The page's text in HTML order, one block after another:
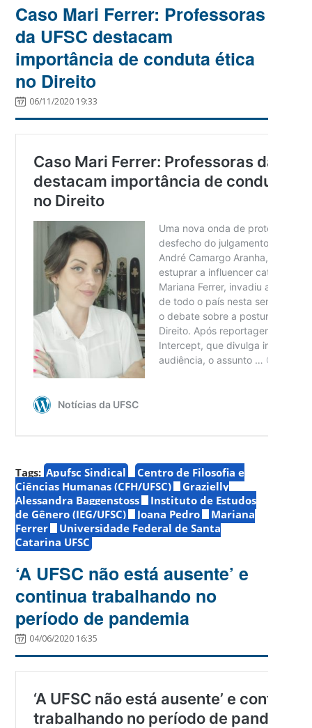
Caso Mari Ferrer: Professoras
da UFSC destacam
importância de conduta ética
no Direito
06/11/2020 19:33
Tags: Apufsc Sindical
Centro de Filosofia e
Ciências Humanas (CFH/UFSC)
Grazielly
Alessandra Baggenstoss
Instituto de Estudos
de Gênero (IEG/UFSC)
Joana Pedro
Mariana
Ferrer
Universidade Federal de Santa
Catarina UFSC
‘A UFSC não está ausente’ e
continua trabalhando no
período de pandemia
04/06/2020 16:35